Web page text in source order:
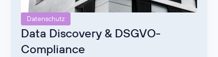
Datenschutz
Data Discovery & DSGVO-
Compliance